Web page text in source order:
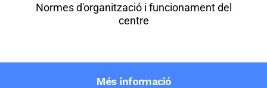
Normes d'organització i funcionament del
centre
Més informació